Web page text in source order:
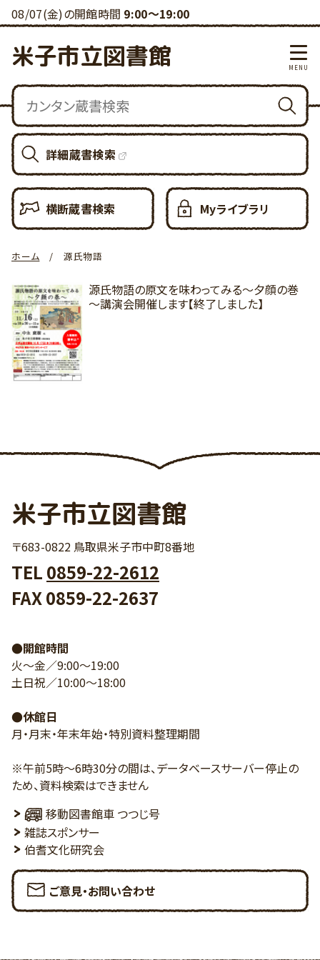
08/07(金)の開館時間 9:00～19:00
米子市立図書館
詳細蔵書検索
横断蔵書検索 Myライブラリ
ホーム 源氏物語
源氏物語の原文を味わってみる～夕顔の巻
～講演会開催します【終了しました】
米子市立図書館
〒683-0822 鳥取県米子市中町8番地
TEL 0859-22-2612
FAX 0859-22-2637
●開館時間
火～金／9:00～19:00
土日祝／10:00～18:00
●休館日
月・月末・年末年始・特別資料整理期間
※午前5時～6時30分の間は、データベースサーバー停止の
ため、資料検索はできません
移動図書館車 つつじ号
雑誌スポンサー
伯耆文化研究会
ご意見・お問い合わせ